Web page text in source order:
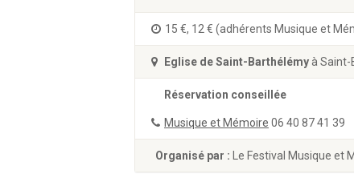
15 €, 12 € (adhérents Musique et
Eglise de Saint-Barthélémyà
Réservation conseillée
Musique et Mémoire 06 40 87 41 39
Organisé par : Le Festival Musique et